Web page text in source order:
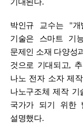
기대된다.
박인규 교수는 "개
기술은 스마트 기
문제인 소재 다양성
것으로 기대되고,
나노 전자 소자 제
나노구조체 제작
국가가 되기 위한
설명했다.